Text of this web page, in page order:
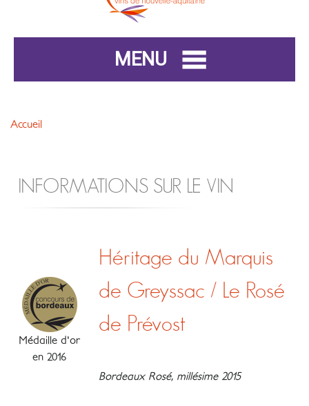
MENU
Accueil
INFORMATIONS SUR LE VIN
Médaille d'or
en 2016
Héritage du Marquis
de Greyssac / Le Rosé
de Prévost
Bordeaux Rosé, millésime 2015